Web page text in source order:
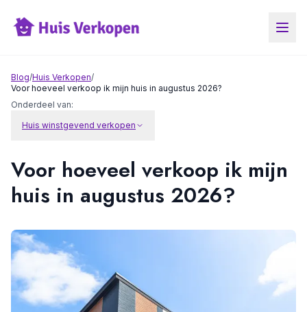
Blog/Huis Verkopen/
Voor hoeveel verkoop ik mijn huis in augustus 2026?
Onderdeel van:
Huis winstgevend verkopen
Voor hoeveel verkoop ik mijn
huis in augustus 2026?